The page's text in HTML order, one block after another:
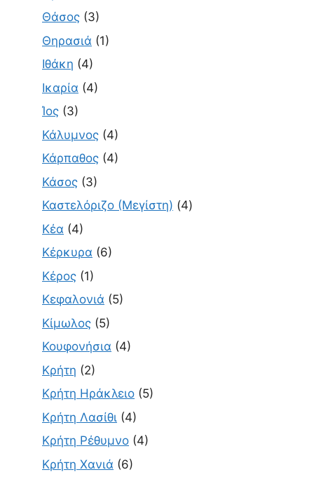
Θάσος (3)
Θηρασιά (1)
Ιθάκη (4)
Ικαρία (4)
Ίος (3)
Κάλυμνος (4)
Κάρπαθος (4)
Κάσος (3)
Καστελόριζο (Μεγίστη) (4)
Κέα (4)
Κέρκυρα (6)
Κέρος (1)
Κεφαλονιά (5)
Κίμωλος (5)
Κουφονήσια (4)
Κρήτη (2)
Κρήτη Ηράκλειο (5)
Κρήτη Λασίθι (4)
Κρήτη Ρέθυμνο (4)
Κρήτη Χανιά (6)